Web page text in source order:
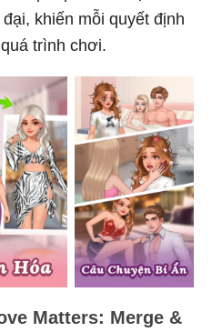
khiến mỗi quyết định
trình chơi.
Matters: Merge &